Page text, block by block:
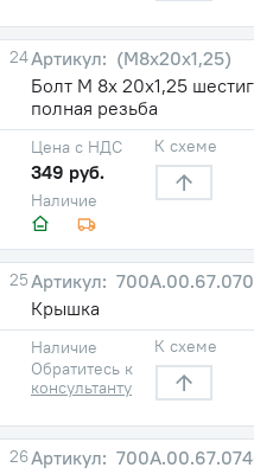
24
(М8х20х1,25)
Болт М 8х 20х1,25
полная резьба
Наличие
Цена с НДС
349 руб.
К схеме
25
Крышка
Наличие
Обратитесь к
консультанту
К схеме
26